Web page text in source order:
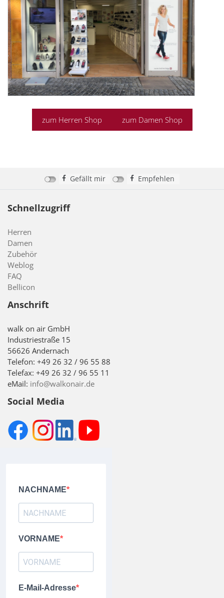
zum Herren Shop zum Damen Shop
Gefällt mir Empfehlen
Schnellzugriff
Herren
Damen
Zubehör
Weblog
FAQ
Bellicon
Anschrift
walk on air GmbH
Industriestraße 15
56626 Andernach
Telefon: +49 26 32 / 96 55 88
Telefax: +49 26 32 / 96 55 11
eMail: info@walkonair.de
Social Media
NACHNAME
VORNAME
E-Mail-Adresse